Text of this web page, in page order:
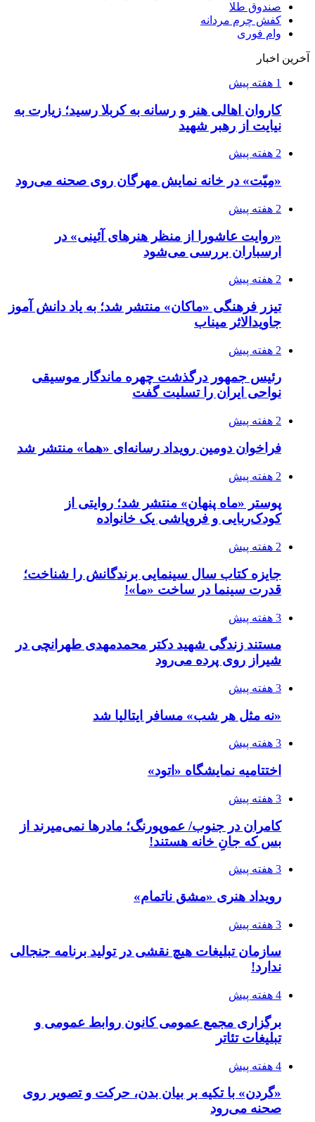
صندوق طلا
کفش چرم مردانه
وام فوری
آخرین اخبار
1 هفته پیش
کاروان اهالی هنر و رسانه به کربلا رسید؛ زیارت به
نیایت از رهبر شهید
2 هفته پیش
«مِیّت» در خانه نمایش مهرگان روی صحنه می‌رود
2 هفته پیش
«روایت عاشورا از منظر هنرهای آئینی» در
ارسباران بررسی می‌شود
2 هفته پیش
تیزر فرهنگی «ماکان» منتشر شد؛ به یاد دانش آموز
جاویدالاثر میناب
2 هفته پیش
رئیس جمهور درگذشت چهره ماندگار موسیقی
نواحی ایران را تسلیت گفت
2 هفته پیش
فراخوان دومین رویداد رسانه‌ای «هما» منتشر شد
2 هفته پیش
پوستر «ماه پنهان» منتشر شد؛ روایتی از
کودک‌ربایی و فروپاشی یک خانواده
2 هفته پیش
جایزه کتاب سال سینمایی برندگانش را شناخت؛
قدرت سینما در ساخت «ما»!
3 هفته پیش
مستند زندگی شهید دکتر محمدمهدی طهرانچی در
شیراز روی پرده می‌رود
3 هفته پیش
«نه مثل هر شب» مسافر ایتالیا شد
3 هفته پیش
اختتامیه نمایشگاه «اتود»
3 هفته پیش
کامران در جنوب/ عموپورنگ؛ مادرها نمی‌میرند از
بس که جانِ خانه هستند!
3 هفته پیش
رویداد هنری «مشق ناتمام»
3 هفته پیش
سازمان تبلیغات هیچ نقشی در تولید برنامه جنجالی
ندارد!
4 هفته پیش
برگزاری مجمع عمومی کانون روابط عمومی و
تبلیغات تئاتر
4 هفته پیش
«گردن» با تکیه بر بیان بدن، حرکت و تصویر روی
صحنه می‌رود